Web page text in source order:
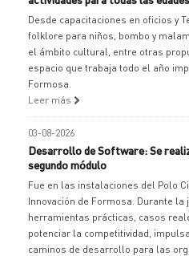
Desde capacitaciones en oficios y
folklore para niños, bombo y
el ámbito cultural, entre otras
espacio que trabaja todo el año
Formosa.
Leer más
03-08-2026
Desarrollo de Software: Se
segundo módulo
Fue en las instalaciones del Polo
Innovación de Formosa. Durante
herramientas prácticas, casos
potenciar la competitividad,
caminos de desarrollo para las